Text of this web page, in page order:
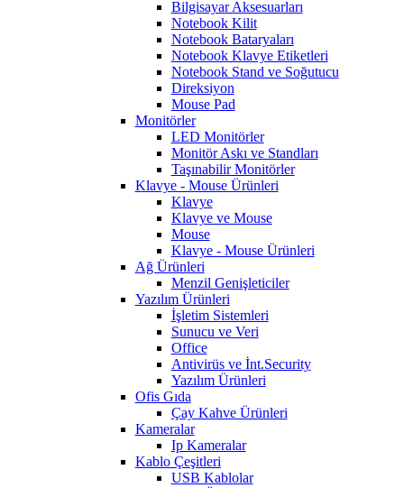
Bilgisayar Aksesuarları
Notebook Kilit
Notebook Bataryaları
Notebook Klavye Etiketleri
Notebook Stand ve Soğutucu
Direksiyon
Mouse Pad
Monitörler
LED Monitörler
Monitör Askı ve Standları
Taşınabilir Monitörler
Klavye - Mouse Ürünleri
Klavye
Klavye ve Mouse
Mouse
Klavye - Mouse Ürünleri
Ağ Ürünleri
Menzil Genişleticiler
Yazılım Ürünleri
İşletim Sistemleri
Sunucu ve Veri
Office
Antivirüs ve İnt.Security
Yazılım Ürünleri
Ofis Gıda
Çay Kahve Ürünleri
Kameralar
Ip Kameralar
Kablo Çeşitleri
USB Kablolar